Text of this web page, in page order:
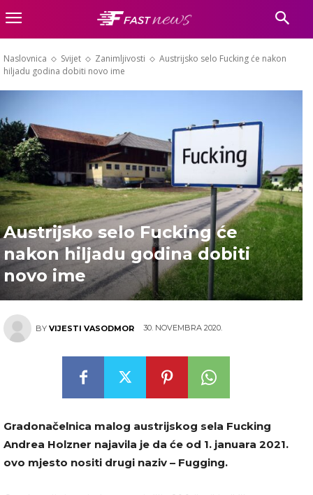
Naslovnica Svijet Zanimljivosti
Austrijsko selo Fucking će nakon
hiljadu godina dobiti novo ime
Austrijsko selo Fucking će
nakon hiljadu godina dobiti
novo ime
BY VIJESTI VASODMOR 30. NOVEMBRA 2020.
Gradonačelnica malog austrijskog sela Fucking
Andrea Holzner najavila je da će od 1. januara 2021.
ovo mjesto nositi drugi naziv – Fugging.